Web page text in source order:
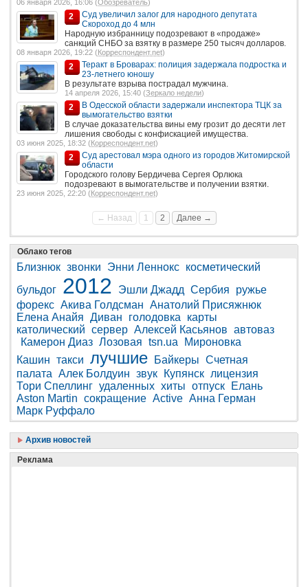
06 января 2026, 16:06 (Обозреватель)
2
Суд увеличил залог для народного депутата
Скороход до 4 млн
Народную избранницу подозревают в «продаже»
санкций СНБО за взятку в размере 250 тысяч долларов.
08 января 2026, 19:22 (Корреспондент.net)
2
Теракт в Броварах: полиция задержала подростка и
23-летнего юношу
В результате взрыва пострадал мужчина.
14 апреля 2026, 15:40 (Зеркало недели)
2
В Одесской области задержали инспектора ТЦК за
вымогательство взятки
В случае доказательства вины ему грозит до десяти лет
лишения свободы с конфискацией имущества.
03 июня 2025, 18:32 (Корреспондент.net)
2
Суд арестовал мэра одного из городов Житомирской
области
Городского голову Бердичева Сергея Орлюка
подозревают в вымогательстве и получении взятки.
23 июня 2025, 22:20 (Корреспондент.net)
← Назад 1 2 Далее →
Облако тегов
Близнюк звонки Энни Леннокс косметический
бульдог 2012 Эшли Джадд Сербия
ружье
форекс Акива Голдсман Анатолий Присяжнюк
Елена Анайя Диван голодовка
карты
католический сервер Алексей Касьянов автоваз
Камерон Диаз Лозовая tsn.ua
Мироновка
Кашин такси лучшие Байкеры Счетная
палата Алек Болдуин звук Купянск лицензия
Тори Спеллинг удаленных хиты отпуск
Елань
Aston Martin сокращение Active Анна Герман
Марк Руффало
Архив новостей
Реклама